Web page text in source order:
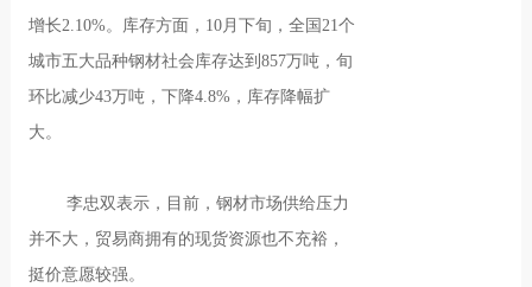
增长2.10%。库存方面，10月下旬，全国21个
城市五大品种钢材社会库存达到857万吨，旬
环比减少43万吨，下降4.8%，库存降幅扩
大。
李忠双表示，目前，钢材市场供给压力
并不大，贸易商拥有的现货资源也不充裕，
挺价意愿较强。